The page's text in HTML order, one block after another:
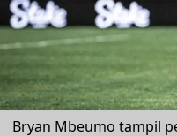
Bryan Mbeumo tampil